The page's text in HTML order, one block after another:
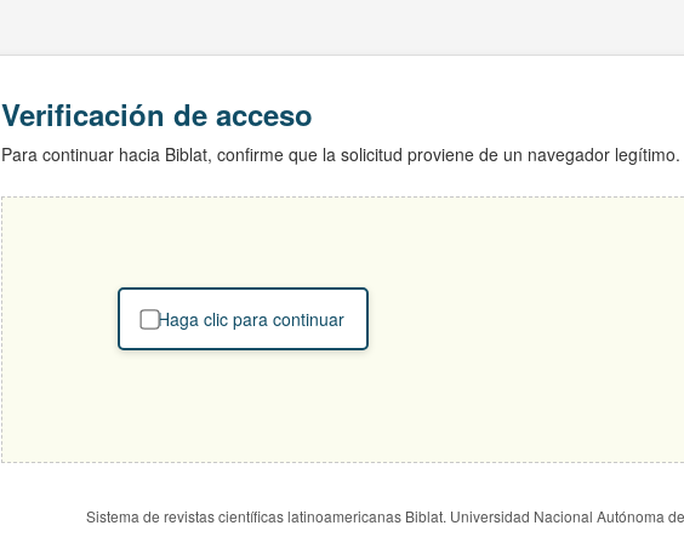
Verificación de acceso
Para continuar hacia Biblat, confirme que la solicitud proviene de un navegador legítimo.
Haga clic para continuar
Sistema de revistas científicas latinoamericanas Biblat. Universidad Nacional Autónoma